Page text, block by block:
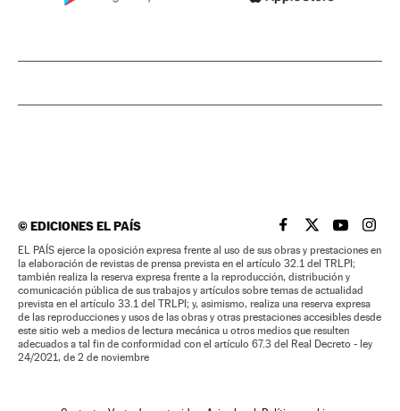
©EDICIONES EL PAÍS EL PAÍS BRASIL EN
EL PAÍSEL PAÍS
EL
EL PAÍS ejerce la oposición expresa frente al uso de sus obras y prestaciones en
la elaboración de revistas de prensa prevista en el artículo 32.1 del TRLPI;
también realiza la reserva expresa frente a la reproducción, distribución y
comunicación pública de sus trabajos y artículos sobre temas de actualidad
prevista en el artículo 33.1 del TRLPI; y, asimismo, realiza una reserva expresa
de las reproducciones y usos de las obras y otras prestaciones accesibles desde
este sitio web a medios de lectura mecánica u otros medios que resulten
adecuados a tal fin de conformidad con el artículo 67.3 del Real Decreto - ley
24/2021, de 2 de noviembre